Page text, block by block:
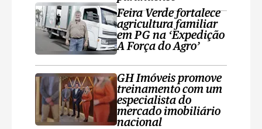
Feira Verde fortalece
agricultura familiar
em PG na ‘Expedição
A Força do Agro’
GH Imóveis promove
treinamento com um
especialista do
mercado imobiliário
nacional